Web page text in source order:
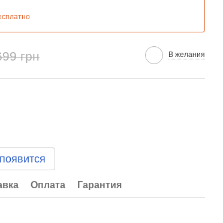
грн В желания
Оплата Гарантия